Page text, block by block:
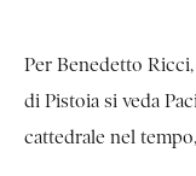
Per Benedetto
di Pistoia si veda
cattedrale nel tempo,